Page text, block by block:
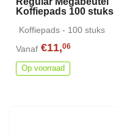
Koffiepads 100 stuks
Koffiepads - 100 stuks
Vanaf €11,06
Op voorraad